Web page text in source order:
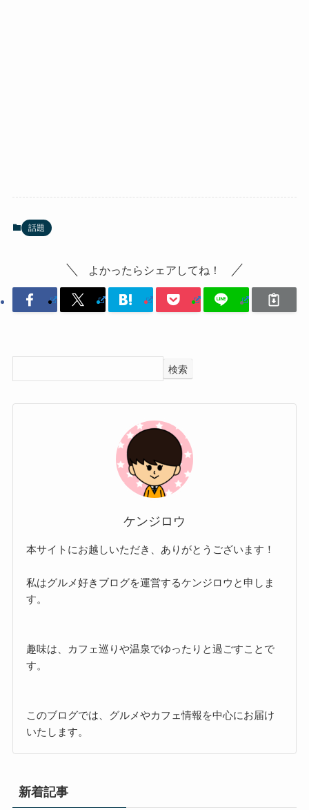
話題
よかったらシェアしてね！
検索
ケンジロウ
本サイトにお越しいただき、ありがとうございます！
私はグルメ好きブログを運営するケンジロウと申しま
す。
趣味は、カフェ巡りや温泉でゆったりと過ごすことで
す。
このブログでは、グルメやカフェ情報を中心にお届け
いたします。
新着記事